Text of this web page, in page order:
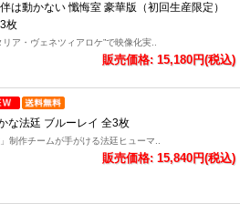
は動かない 懺悔室 豪華版（初回生産限定）
枚
ア・ヴェネツィアロケ”で映像化実..
販売価格: 15,180円(税込)
な法廷 ブルーレイ 全3枚
制作チームが手がける法廷ヒューマ..
販売価格: 15,840円(税込)